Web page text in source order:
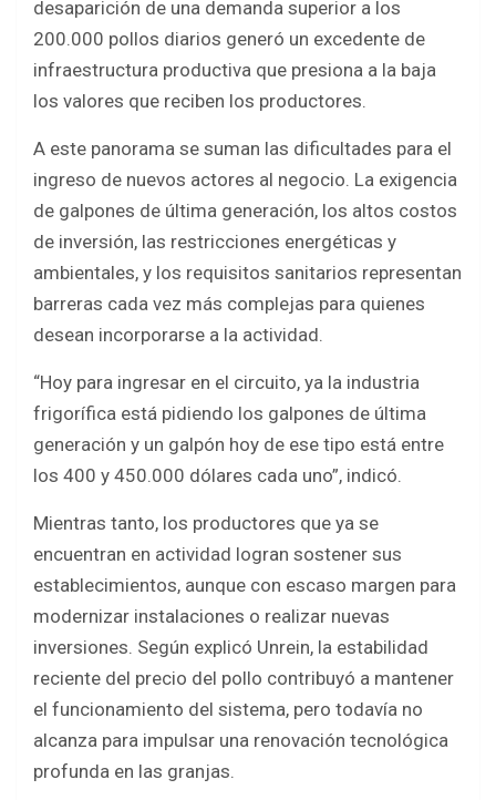
desaparición de una demanda superior a los
200.000 pollos diarios generó un excedente de
infraestructura productiva que presiona a la baja
los valores que reciben los productores.
A este panorama se suman las dificultades para el
ingreso de nuevos actores al negocio. La exigencia
de galpones de última generación, los altos costos
de inversión, las restricciones energéticas y
ambientales, y los requisitos sanitarios representan
barreras cada vez más complejas para quienes
desean incorporarse a la actividad.
“Hoy para ingresar en el circuito, ya la industria
frigorífica está pidiendo los galpones de última
generación y un galpón hoy de ese tipo está entre
los 400 y 450.000 dólares cada uno”, indicó.
Mientras tanto, los productores que ya se
encuentran en actividad logran sostener sus
establecimientos, aunque con escaso margen para
modernizar instalaciones o realizar nuevas
inversiones. Según explicó Unrein, la estabilidad
reciente del precio del pollo contribuyó a mantener
el funcionamiento del sistema, pero todavía no
alcanza para impulsar una renovación tecnológica
profunda en las granjas.